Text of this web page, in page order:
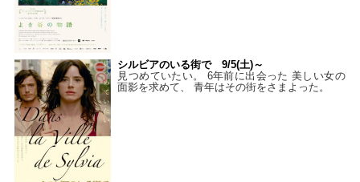
シルビアのいる街で 9/5(土)～
見つめていたい。 6年前に出会った 美しい女の
面影を求めて、 青年はその街をさまよった。